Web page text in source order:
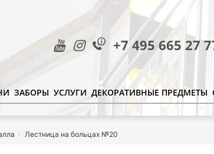
+7 495 665 27
ЗАБОРЫ УСЛУГИ ДЕКОРАТИВНЫЕ ПРЕДМЕТЫ
Лестница на больцах №20